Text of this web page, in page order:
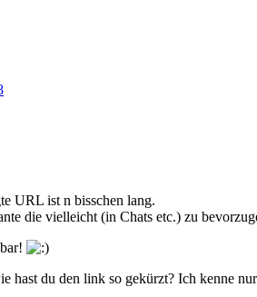
URL ist n bisschen lang.
die vielleicht (in Chats etc.) zu
hast du den link so gekürzt? Ich kenne